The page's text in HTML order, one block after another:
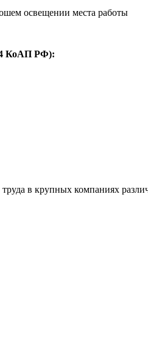
освещении места работы
КоАП РФ):
в крупных компаниях